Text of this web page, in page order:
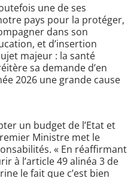
une de ses
pays pour la protéger,
dans son
et d’insertion
majeur : la santé
sa demande d’en
2026 une grande cause
un budget de l’Etat et
Ministre met le
« En réaffirmant
à l’article 49 alinéa 3 de
le fait que c’est bien